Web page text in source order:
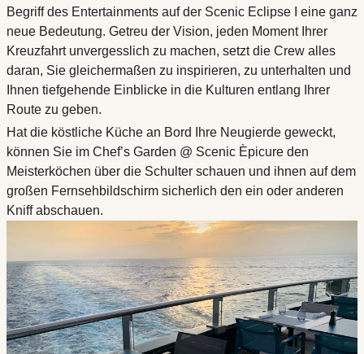
Begriff des Entertainments auf der Scenic Eclipse I eine ganz
neue Bedeutung. Getreu der Vision, jeden Moment Ihrer
Kreuzfahrt unvergesslich zu machen, setzt die Crew alles
daran, Sie gleichermaßen zu inspirieren, zu unterhalten und
Ihnen tiefgehende Einblicke in die Kulturen entlang Ihrer
Route zu geben.
Hat die köstliche Küche an Bord Ihre Neugierde geweckt,
können Sie im Chef’s Garden @ Scenic Èpicure den
Meisterköchen über die Schulter schauen und ihnen auf dem
großen Fernsehbildschirm sicherlich den ein oder anderen
Kniff abschauen.